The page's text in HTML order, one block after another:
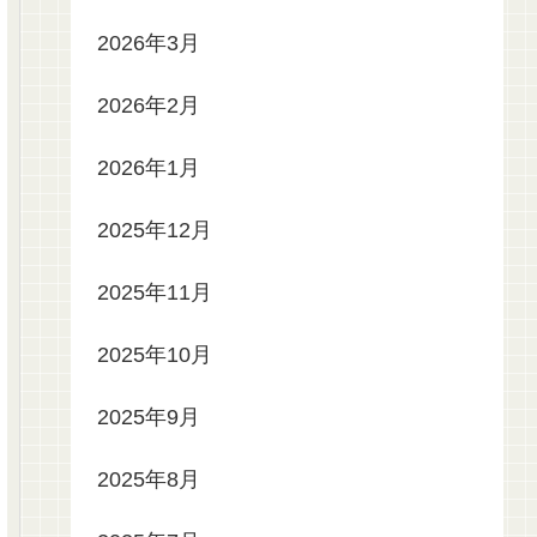
2026年3月
2026年2月
2026年1月
2025年12月
2025年11月
2025年10月
2025年9月
2025年8月